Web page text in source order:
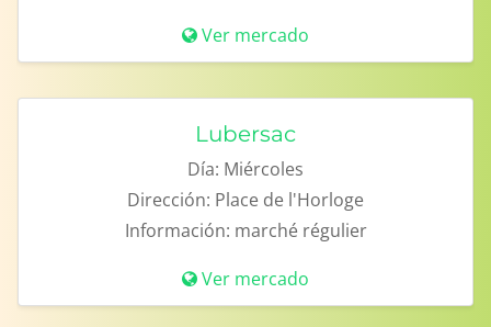
Ver mercado
Lubersac
Día: Miércoles
Dirección: Place de l'Horloge
Información: marché régulier
Ver mercado